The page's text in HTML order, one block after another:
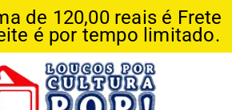
de 120,00 reais é Frete
é por tempo limitado.